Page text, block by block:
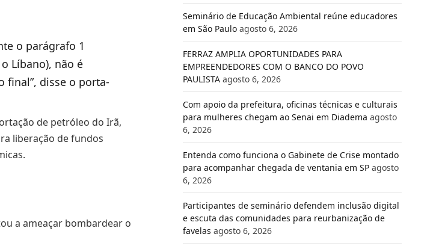
o parágrafo 1
Líbano), não é
final”, disse o porta-
de petróleo do Irã,
liberação de fundos
a ameaçar bombardear o
Seminário de Educação Ambiental reúne educadores
em São Paulo agosto 6, 2026
FERRAZ AMPLIA OPORTUNIDADES PARA
EMPREENDEDORES COM O BANCO DO POVO
PAULISTA agosto 6, 2026
Com apoio da prefeitura, oficinas técnicas e culturais
para mulheres chegam ao Senai em Diadema agosto
6, 2026
Entenda como funciona o Gabinete de Crise montado
para acompanhar chegada de ventania em SP agosto
6, 2026
Participantes de seminário defendem inclusão digital
e escuta das comunidades para reurbanização de
favelas agosto 6, 2026